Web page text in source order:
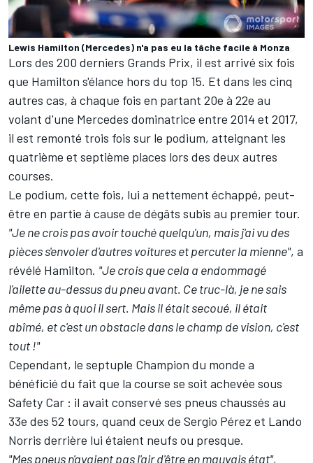
Lewis Hamilton (Mercedes) n'a pas eu la tâche facile à Monza
Lors des 200 derniers Grands Prix, il est arrivé six fois
que Hamilton s'élance hors du top 15. Et dans les cinq
autres cas, à chaque fois en partant 20e à 22e au
volant d'une Mercedes dominatrice entre 2014 et 2017,
il est remonté trois fois sur le podium, atteignant les
quatrième et septième places lors des deux autres
courses.
Le podium, cette fois, lui a nettement échappé, peut-
être en partie à cause de dégâts subis au premier tour.
"Je ne crois pas avoir touché quelqu'un, mais j'ai vu des
pièces s'envoler d'autres voitures et percuter la mienne", a
révélé Hamilton. "Je crois que cela a endommagé
l'ailette au-dessus du pneu avant. Ce truc-là, je ne sais
même pas à quoi il sert. Mais il était secoué, il était
abîmé, et c'est un obstacle dans le champ de vision, c'est
tout !"
Cependant, le septuple Champion du monde a
bénéficié du fait que la course se soit achevée sous
Safety Car : il avait conservé ses pneus chaussés au
33e des 52 tours, quand ceux de Sergio Pérez et Lando
Norris derrière lui étaient neufs ou presque.
"Mes pneus n'avaient pas l'air d'être en mauvais état",